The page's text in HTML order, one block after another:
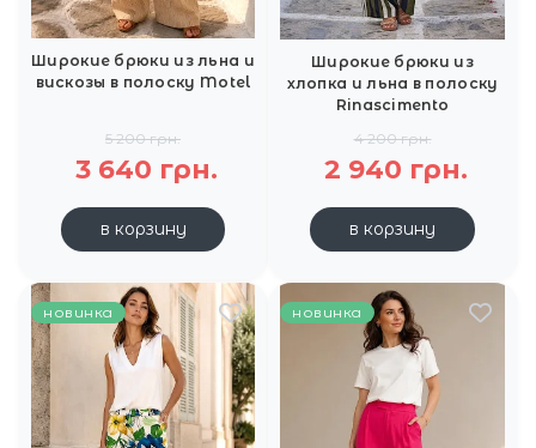
Широкие брюки из льна и
вискозы в полоску Motel
5 200 грн.
3 640 грн.
в корзину
Широкие брюки из
хлопка и льна в полоску
Rinascimento
4 200 грн.
2 940 грн.
в корзину
новинка новинка